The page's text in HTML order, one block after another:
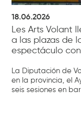
18.06.2026
Les Arts Volant
a las plazas de
espectáculo
La Diputación de
en la provincia, el
seis sesiones en